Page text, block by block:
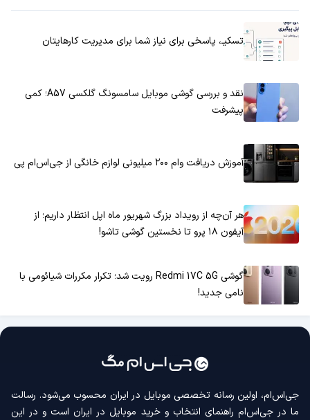
تسکیـ، پاسخی برای نیاز شما برای مدیریت کارهایتان
نقد و بررسی گوشی موبایل سامسونگ گلکسی A57؛ کمی
پیشرفت
آموزش دریافت وام ۲۰۰ میلیونی لوازم خانگی از جی‌اس‌ام پی
هر آن‌چه از رویداد بزرگ شهریور ماه اپل انتظار داریم؛ از
آیفون ۱۸ پرو تا نخستین گوشی تاشو!
گوشی Redmi 17C 5G رویت شد؛ تکرار مکررات شیائومی با
نامی جدید!
جی‌اس‌ام، اولین رسانه‌ تخصصی موبایل در ایران محسوب می‌شود. رسالت
ما در جی‌اس‌ام راهنمای انتخاب و خرید موبایل در ایران است و در این